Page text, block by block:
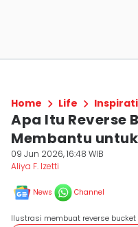
Home Life
Apa Itu Reverse
Membantu
09 Jun 2026, 16:48 WIB
Aliya F. Izetti
News Channel
Ilustrasi membuat reverse